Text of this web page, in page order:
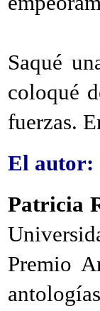
Saqué
coloqué
fuerzas.
El autor:
Patricia
Premio